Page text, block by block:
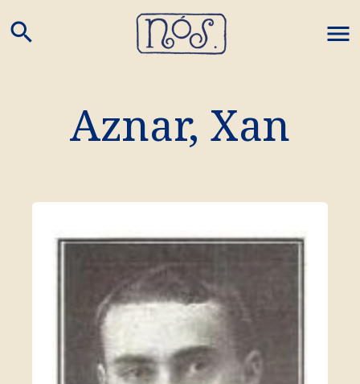
search
Aznar, Xan